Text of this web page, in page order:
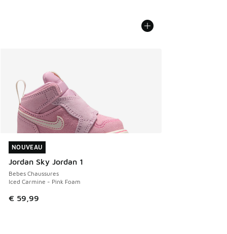
NOUVEAU
Jordan Sky Jordan 1
Bebes Chaussures
Iced Carmine - Pink Foam
€ 59,99
NOUVEAU